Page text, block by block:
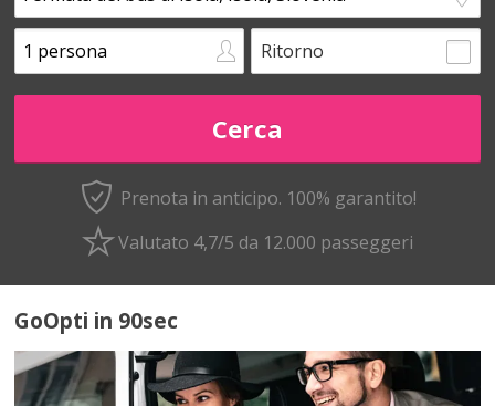
Ritorno
Prenota in anticipo. 100% garantito!
Valutato 4,7/5 da 12.000 passeggeri
GoOpti in 90sec